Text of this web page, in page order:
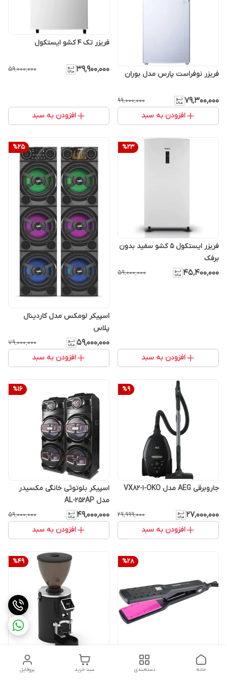
فریزر نوفراست پارس مدل بوران
۷۹٬۳۰۰٬۰۰۰ ۹۹٬۰۰۰٬۰۰۰
افزودن به سبد
فریزر تک 4 کشو ایستکول
۳۹٬۹۰۰٬۰۰۰ ۵۹٬۰۰۰٬۰۰۰
افزودن به سبد
%23
فریزر ایستکول 5 کشو سفید بدون
برفک
۴۵٬۴۰۰٬۰۰۰ ۵۹٬۰۰۰٬۰۰۰
افزودن به سبد
%25
اسپیکر لومکس مدل کاردینال
پلاس
۵۹٬۰۰۰٬۰۰۰ ۷۹٬۰۰۰٬۰۰۰
افزودن به سبد
%9
جاروبرقی AEG مدل VX82-1-OKO
۲۷٬۰۰۰٬۰۰۰ ۲۹٬۹۹۹٬۰۰۰
افزودن به سبد
%16
اسپیکر بلوتوثی خانگی مکسیدر
مدل AL-252AP
۴۹٬۰۰۰٬۰۰۰ ۵۹٬۰۰۰٬۰۰۰
افزودن به سبد
%28
اتو مو سرامیک پهن پرومکس
5500
%49
آسیاب قهوه لواک مدل LWK-
CG3030
پروفایل سبد خرید دسته‌بندی خانه